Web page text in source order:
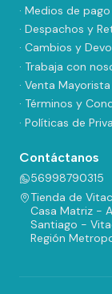
· Medios de pago
· Despachos y
· Cambios y
· Trabaja con
· Venta Mayorista
· Términos y
· Políticas de
Contáctanos
56998790315
Tienda de
Casa Matriz -
Santiago -
Región